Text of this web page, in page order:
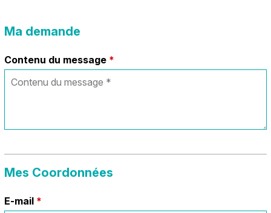
Ma demande
Contenu du message *
Mes Coordonnées
E-mail *